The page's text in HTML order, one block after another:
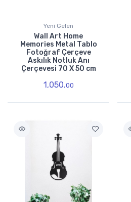
Yeni Gelen
Wall Art Home
Memories Metal Tablo
Fotoğraf Çerçeve
Askılık Notluk Anı
Çerçevesi 70 X 50 cm
1,050.00